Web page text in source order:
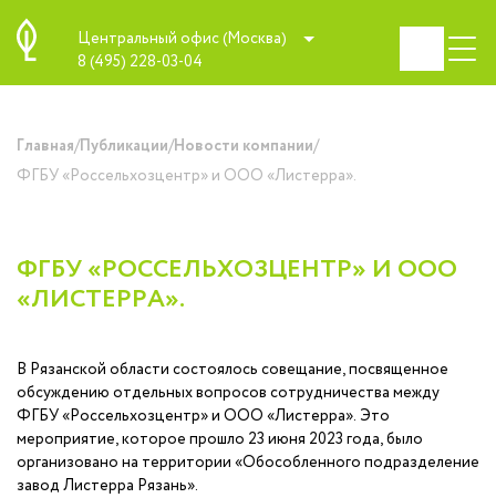
Центральный офис (Москва)
8 (495) 228-03-04
Главная/Публикации/Новости компании/
ФГБУ «Россельхозцентр» и ООО «Листерра».
ФГБУ «РОССЕЛЬХОЗЦЕНТР» И ООО
«ЛИСТЕРРА».
В Рязанской области состоялось совещание, посвященное
обсуждению отдельных вопросов сотрудничества между
ФГБУ «Россельхозцентр» и ООО «Листерра». Это
мероприятие, которое прошло 23 июня 2023 года, было
организовано на территории «Обособленного подразделение
завод Листерра Рязань».